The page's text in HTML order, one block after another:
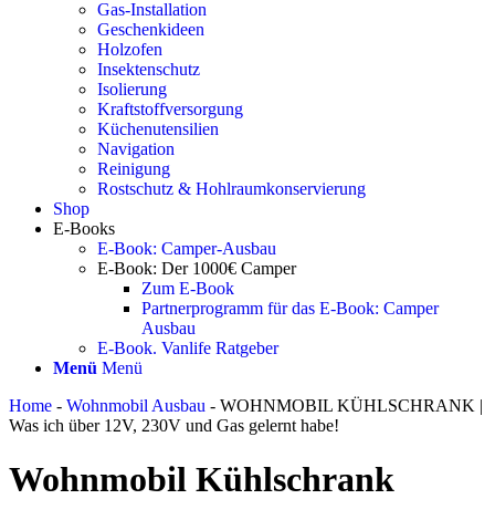
Gas-Installation
Geschenkideen
Holzofen
Insektenschutz
Isolierung
Kraftstoffversorgung
Küchenutensilien
Navigation
Reinigung
Rostschutz & Hohlraumkonservierung
Shop
E-Books
E-Book: Camper-Ausbau
E-Book: Der 1000€ Camper
Zum E-Book
Partnerprogramm für das E-Book: Camper
Ausbau
E-Book. Vanlife Ratgeber
Menü Menü
Home - Wohnmobil Ausbau - WOHNMOBIL KÜHLSCHRANK |
Was ich über 12V, 230V und Gas gelernt habe!
Wohnmobil Kühlschrank